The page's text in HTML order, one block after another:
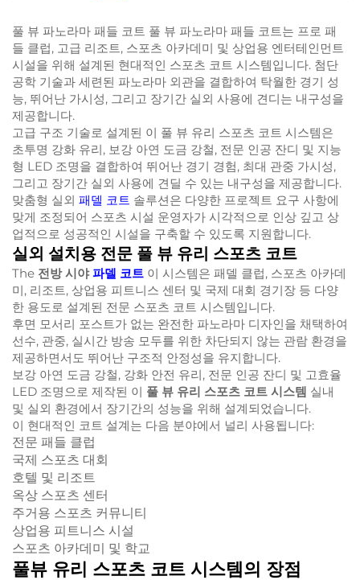
풀 뷰 파노라마 패들 코트 풀 뷰 파노라마 패들 코트는 프로 패
들 클럽, 고급 리조트, 스포츠 아카데미 및 상업용 엔터테인먼트
시설을 위해 설계된 현대적인 스포츠 코트 시스템입니다. 첨단
공학 기술과 세련된 파노라마 외관을 결합하여 탁월한 경기 성
능, 뛰어난 가시성, 그리고 장기간 실외 사용에 견디는 내구성을
제공합니다.
고급 구조 기술로 설계된 이 풀 뷰 유리 스포츠 코트 시스템은
초투명 강화 유리, 보강 아연 도금 강철, 전문 인공 잔디 및 지능
형 LED 조명을 결합하여 뛰어난 경기 경험, 최대 관중 가시성,
그리고 장기간 실외 사용에 견딜 수 있는 내구성을 제공합니다.
맞춤형 실외 패델 코트 솔루션은 다양한 프로젝트 요구 사항에
맞게 조정되어 스포츠 시설 운영자가 시각적으로 인상 깊고 상
업적으로 성공적인 시설을 구축할 수 있도록 지원합니다.
실외 설치용 전문 풀 뷰 유리 스포츠 코트
The 전방 시야파델 코트 이 시스템은 패델 클럽, 스포츠 아카데
미, 리조트, 상업용 피트니스 센터 및 국제 대회 경기장 등 다양
한 용도로 설계된 전문 스포츠 코트 시스템입니다.
후면 모서리 포스트가 없는 완전한 파노라마 디자인을 채택하여
선수, 관중, 실시간 방송 모두를 위한 차단되지 않는 관람 환경을
제공하면서도 뛰어난 구조적 안정성을 유지합니다.
보강 아연 도금 강철, 강화 안전 유리, 전문 인공 잔디 및 고효율
LED 조명으로 제작된 이 풀 뷰 유리 스포츠 코트 시스템 실내
및 실외 환경에서 장기간의 성능을 위해 설계되었습니다.
이 현대적인 코트 설계는 다음 분야에서 널리 사용됩니다:
전문 패들 클럽
국제 스포츠 대회
호텔 및 리조트
옥상 스포츠 센터
주거용 스포츠 커뮤니티
상업용 피트니스 시설
스포츠 아카데미 및 학교
풀뷰 유리 스포츠 코트 시스템의 장점